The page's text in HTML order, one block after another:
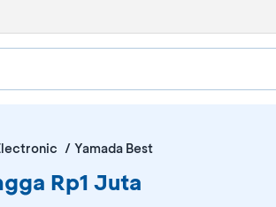
Yamada Best
Rp1 Juta